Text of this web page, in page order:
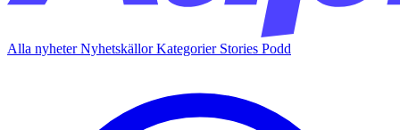
Alla nyheterNyhetskällorKategorier Stories Podd